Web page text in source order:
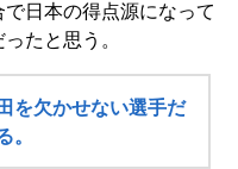
日本の得点源になって
たと思う。
を欠かせない選手だ
。